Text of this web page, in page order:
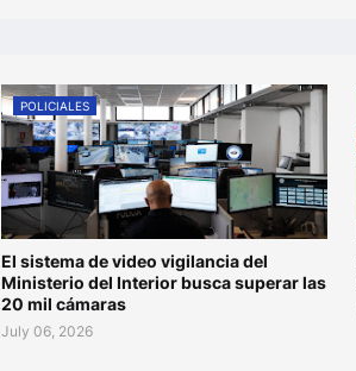
POLICIALES
El sistema de video vigilancia del
Ministerio del Interior busca superar las
20 mil cámaras
July 06, 2026